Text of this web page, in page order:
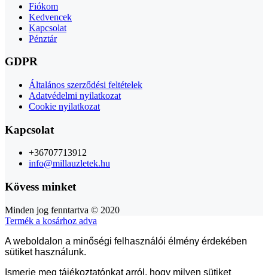
Fiókom
Kedvencek
Kapcsolat
Pénztár
GDPR
Általános szerződési feltételek
Adatvédelmi nyilatkozat
Cookie nyilatkozat
Kapcsolat
+36707713912
info@millauzletek.hu
Kövess minket
Minden jog fenntartva © 2020
Termék a kosárhoz adva
A weboldalon a minőségi felhasználói élmény érdekében
sütiket használunk.
Ismerje meg tájékoztatónkat arról, hogy milyen sütiket